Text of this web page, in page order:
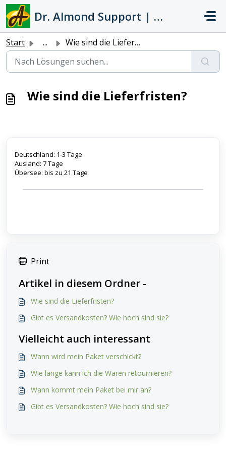
Zum hauptsächlichen Inhalt gehen
Dr. Almond Support | Hilfeportal
Start ... Wie sind die Lieferfristen?
Wie sind die Lieferfristen?
Deutschland: 1-3 Tage
Ausland: 7 Tage
Übersee: bis zu 21 Tage
Print
Artikel in diesem Ordner -
Wie sind die Lieferfristen?
Gibt es Versandkosten? Wie hoch sind sie?
Vielleicht auch interessant
Wann wird mein Paket verschickt?
Wie lange kann ich die Waren retournieren?
Wann kommt mein Paket bei mir an?
Gibt es Versandkosten? Wie hoch sind sie?